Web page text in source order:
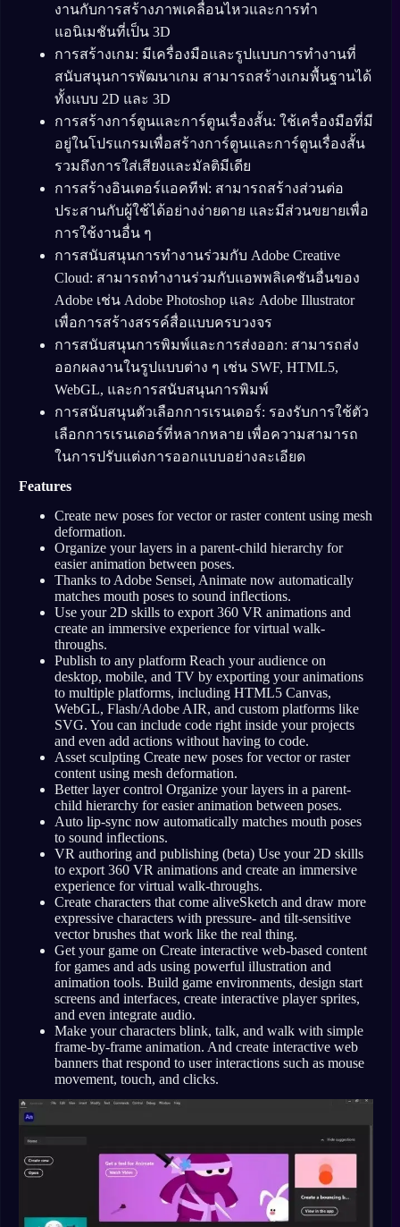
งานกับการสร้างภาพเคลื่อนไหวและการทำ
แอนิเมชันที่เป็น 3D
การสร้างเกม: มีเครื่องมือและรูปแบบการทำงานที่
สนับสนุนการพัฒนาเกม สามารถสร้างเกมพื้นฐานได้
ทั้งแบบ 2D และ 3D
การสร้างการ์ตูนและการ์ตูนเรื่องสั้น: ใช้เครื่องมือที่มี
อยู่ในโปรแกรมเพื่อสร้างการ์ตูนและการ์ตูนเรื่องสั้น
รวมถึงการใส่เสียงและมัลติมีเดีย
การสร้างอินเตอร์แอคทีฟ: สามารถสร้างส่วนต่อ
ประสานกับผู้ใช้ได้อย่างง่ายดาย และมีส่วนขยายเพื่อ
การใช้งานอื่น ๆ
การสนับสนุนการทำงานร่วมกับ Adobe Creative
Cloud: สามารถทำงานร่วมกับแอพพลิเคชันอื่นของ
Adobe เช่น Adobe Photoshop และ Adobe Illustrator
เพื่อการสร้างสรรค์สื่อแบบครบวงจร
การสนับสนุนการพิมพ์และการส่งออก: สามารถส่ง
ออกผลงานในรูปแบบต่าง ๆ เช่น SWF, HTML5,
WebGL, และการสนับสนุนการพิมพ์
การสนับสนุนตัวเลือกการเรนเดอร์: รองรับการใช้ตัว
เลือกการเรนเดอร์ที่หลากหลาย เพื่อความสามารถ
ในการปรับแต่งการออกแบบอย่างละเอียด
Features
Create new poses for vector or raster content using mesh
deformation.
Organize your layers in a parent-child hierarchy for
easier animation between poses.
Thanks to Adobe Sensei, Animate now automatically
matches mouth poses to sound inflections.
Use your 2D skills to export 360 VR animations and
create an immersive experience for virtual walk-
throughs.
Publish to any platform Reach your audience on
desktop, mobile, and TV by exporting your animations
to multiple platforms, including HTML5 Canvas,
WebGL, Flash/Adobe AIR, and custom platforms like
SVG. You can include code right inside your projects
and even add actions without having to code.
Asset sculpting Create new poses for vector or raster
content using mesh deformation.
Better layer control Organize your layers in a parent-
child hierarchy for easier animation between poses.
Auto lip-sync now automatically matches mouth poses
to sound inflections.
VR authoring and publishing (beta) Use your 2D skills
to export 360 VR animations and create an immersive
experience for virtual walk-throughs.
Create characters that come aliveSketch and draw more
expressive characters with pressure- and tilt-sensitive
vector brushes that work like the real thing.
Get your game on Create interactive web-based content
for games and ads using powerful illustration and
animation tools. Build game environments, design start
screens and interfaces, create interactive player sprites,
and even integrate audio.
Make your characters blink, talk, and walk with simple
frame-by-frame animation. And create interactive web
banners that respond to user interactions such as mouse
movement, touch, and clicks.